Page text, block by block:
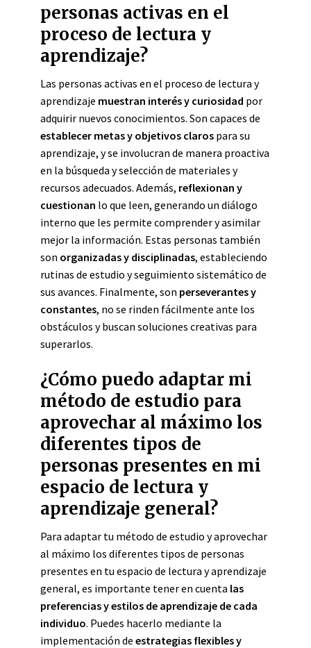
personas activas en el
proceso de lectura y
aprendizaje?
Las personas activas en el proceso de lectura y
aprendizaje muestran interés y curiosidad por
adquirir nuevos conocimientos. Son capaces de
establecer metas y objetivos claros para su
aprendizaje, y se involucran de manera proactiva
en la búsqueda y selección de materiales y
recursos adecuados. Además, reflexionan y
cuestionan lo que leen, generando un diálogo
interno que les permite comprender y asimilar
mejor la información. Estas personas también
son organizadas y disciplinadas, estableciendo
rutinas de estudio y seguimiento sistemático de
sus avances. Finalmente, son perseverantes y
constantes, no se rinden fácilmente ante los
obstáculos y buscan soluciones creativas para
superarlos.
¿Cómo puedo adaptar mi
método de estudio para
aprovechar al máximo los
diferentes tipos de
personas presentes en mi
espacio de lectura y
aprendizaje general?
Para adaptar tu método de estudio y aprovechar
al máximo los diferentes tipos de personas
presentes en tu espacio de lectura y aprendizaje
general, es importante tener en cuenta las
preferencias y estilos de aprendizaje de cada
individuo. Puedes hacerlo mediante la
implementación de estrategias flexibles y